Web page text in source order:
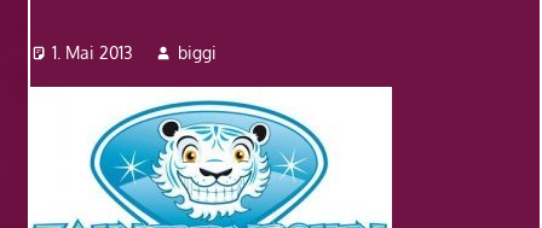
1. Mai 2013 biggi